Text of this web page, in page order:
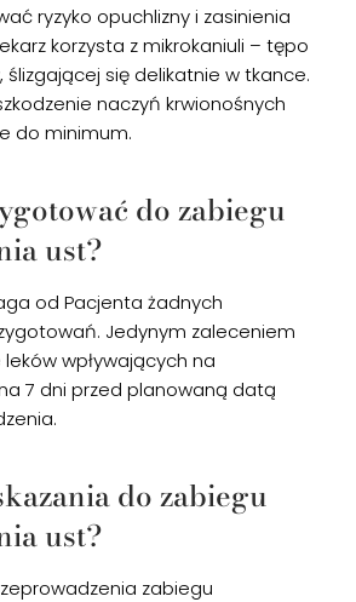
ryzyko opuchlizny i zasinienia
korzysta z mikrokaniuli – tępo
ślizgającej się delikatnie w tkance.
naczyń krwionośnych
do minimum.
do zabiegu
ust?
od Pacjenta żadnych
Jedynym zaleceniem
wpływających na
7 dni przed planowaną datą
do zabiegu
ust?
zabiegu